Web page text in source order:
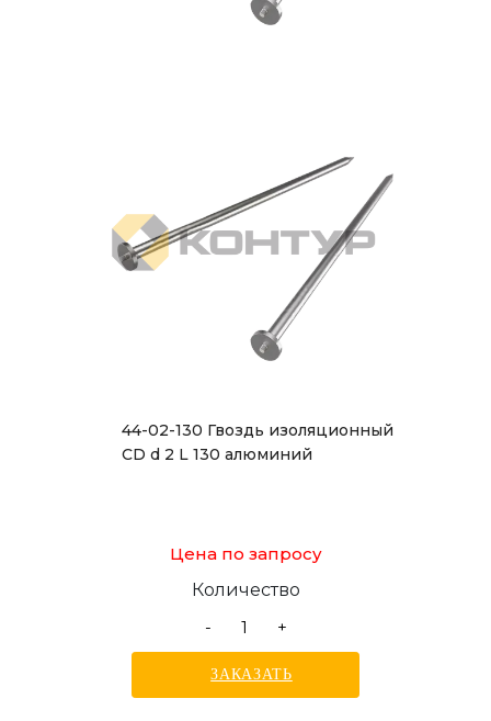
44-02-130 Гвоздь изоляционный
CD d 2 L 130 алюминий
Цена по запросу
Количество
-
+
ЗАКАЗАТЬ